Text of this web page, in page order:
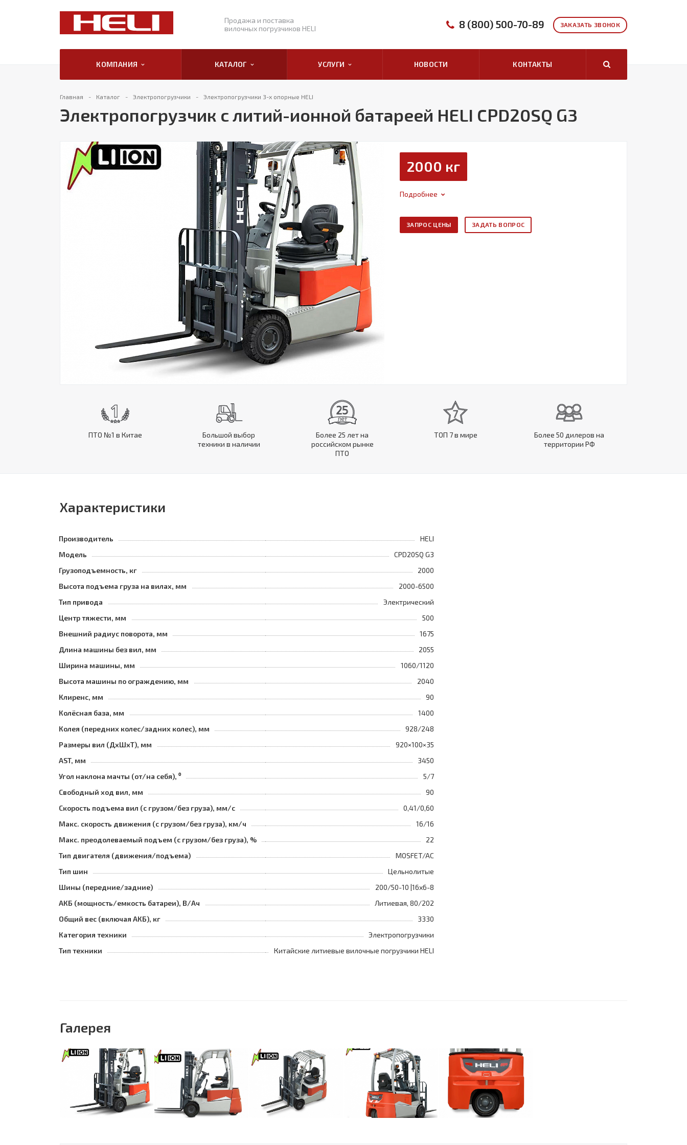
Продажа и поставка
вилочных погрузчиков HELI
ЗАКАЗАТЬ ЗВОНОК
8 (800) 500-70-89
КОМПАНИЯ КАТАЛОГ УСЛУГИ НОВОСТИ КОНТАКТЫ
Главная Каталог Электропогрузчики Электропогрузчики 3-х опорные HELI
Электропогрузчик с литий-ионной батареей HELI CPD20SQ G3
2000 кг
Подробнее
ЗАПРОС ЦЕНЫ ЗАДАТЬ ВОПРОС
ПТО №1 в Китае
Большой выбор
техники в наличии
Более 25 лет на
российском рынке
ПТО
ТОП 7 в мире
Более 50 дилеров на
территории РФ
Характеристики
Производитель
HELI
Модель
CPD20SQ G3
Грузоподъемность, кг
2000
Высота подъема груза на вилах, мм
2000-6500
Тип привода
Электрический
Центр тяжести, мм
500
Внешний радиус поворота, мм
1675
Длина машины без вил, мм
2055
Ширина машины, мм
1060/1120
Высота машины по ограждению, мм
2040
Клиренс, мм
90
Колёсная база, мм
1400
Колея (передних колес/задних колес), мм
928/248
Размеры вил (ДхШхТ), мм
920×100×35
AST, мм
3450
Угол наклона мачты (от/на себя), ⁰
5/7
Свободный ход вил, мм
90
Скорость подъема вил (с грузом/без груза), мм/с
0,41/0,60
Макс. скорость движения (с грузом/без груза), км/ч
16/16
Макс. преодолеваемый подъем (с грузом/без груза), %
22
Тип двигателя (движения/подъема)
MOSFET/AC
Тип шин
Цельнолитые
Шины (передние/задние)
200/50-10 |16x6-8
АКБ (мощность/емкость батареи), В/Ач
Литиевая, 80/202
Общий вес (включая АКБ), кг
3330
Категория техники
Электропогрузчики
Тип техники
Китайские литиевые вилочные погрузчики HELI
Галерея